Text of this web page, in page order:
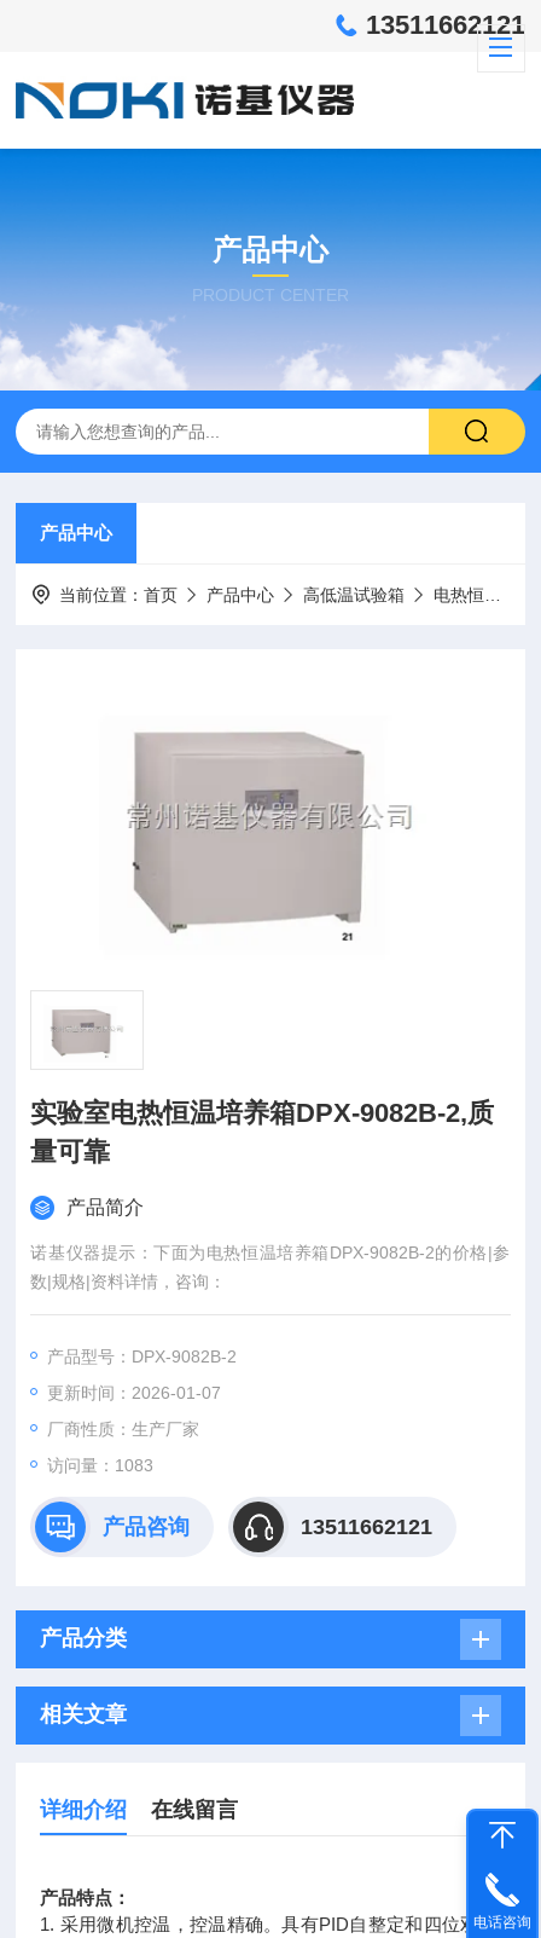
13511662121
产品中心
PRODUCT CENTER
产品中心
当前位置：首页 产品中心 高低温试验箱 电热恒温培养箱
实验室电热恒温培养箱DPX-9082B-2,质
量可靠
产品简介
诺基仪器提示：下面为电热恒温培养箱DPX-9082B-2的价格|参
数|规格|资料详情，咨询：
产品型号：DPX-9082B-2
更新时间：2026-01-07
厂商性质：生产厂家
访问量：1083
产品咨询 13511662121
产品分类
相关文章
详细介绍 在线留言
产品特点：
1. 采用微机控温，控温精确。具有PID自整定和四位双LE电话咨询